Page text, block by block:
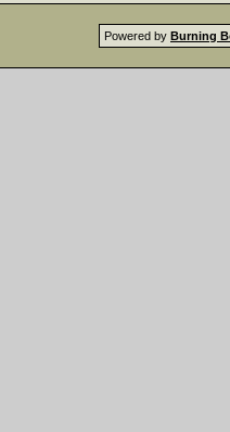
Powered by Burning